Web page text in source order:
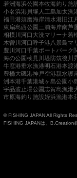
若洲海浜公園本牧海釣り施
小名浜港 貝塚人工島加太漁
福田港須磨海岸清水港 旧江
東扇島西公園 三浦海岸南芦
相模川河口 大洗マリーナ若
木曽川河口呼子港八景島マ
豊川河口千葉ポートパーク
海の公園検見川堤防筑後川
牛窓港垂水漁港明石港本渡
豊橋大磯港神戸空港親水護
洲本港千葉港城ヶ島公園小
宇品波止場公園志賀島漁港
市原海釣り施設姪浜漁港本
© FISHING JAPAN All Rights
FISHING JAPANは、B.Creation